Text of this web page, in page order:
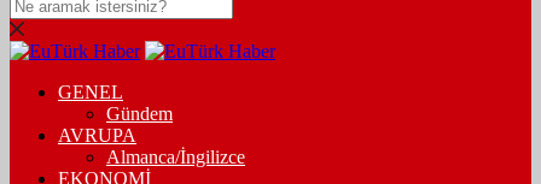
GENEL
Gündem
AVRUPA
Almanca/İngilizce
EKONOMİ